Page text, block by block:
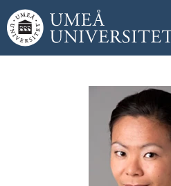
Hoppa direkt till innehållet